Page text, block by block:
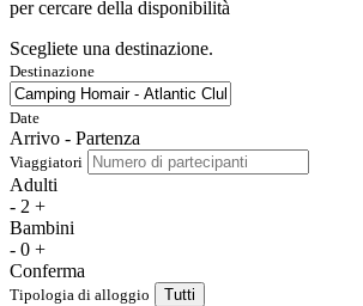
per cercare della disponibilità
Scegliete una destinazione.
Destinazione
Date
Arrivo - Partenza
Viaggiatori
Adulti
- 2 +
Bambini
- 0 +
Conferma
Tipologia di alloggio Tutti